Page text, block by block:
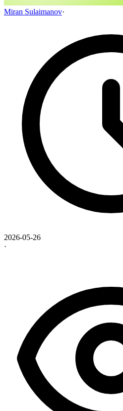
Miran Sulaimanov·
2026-05-26
·